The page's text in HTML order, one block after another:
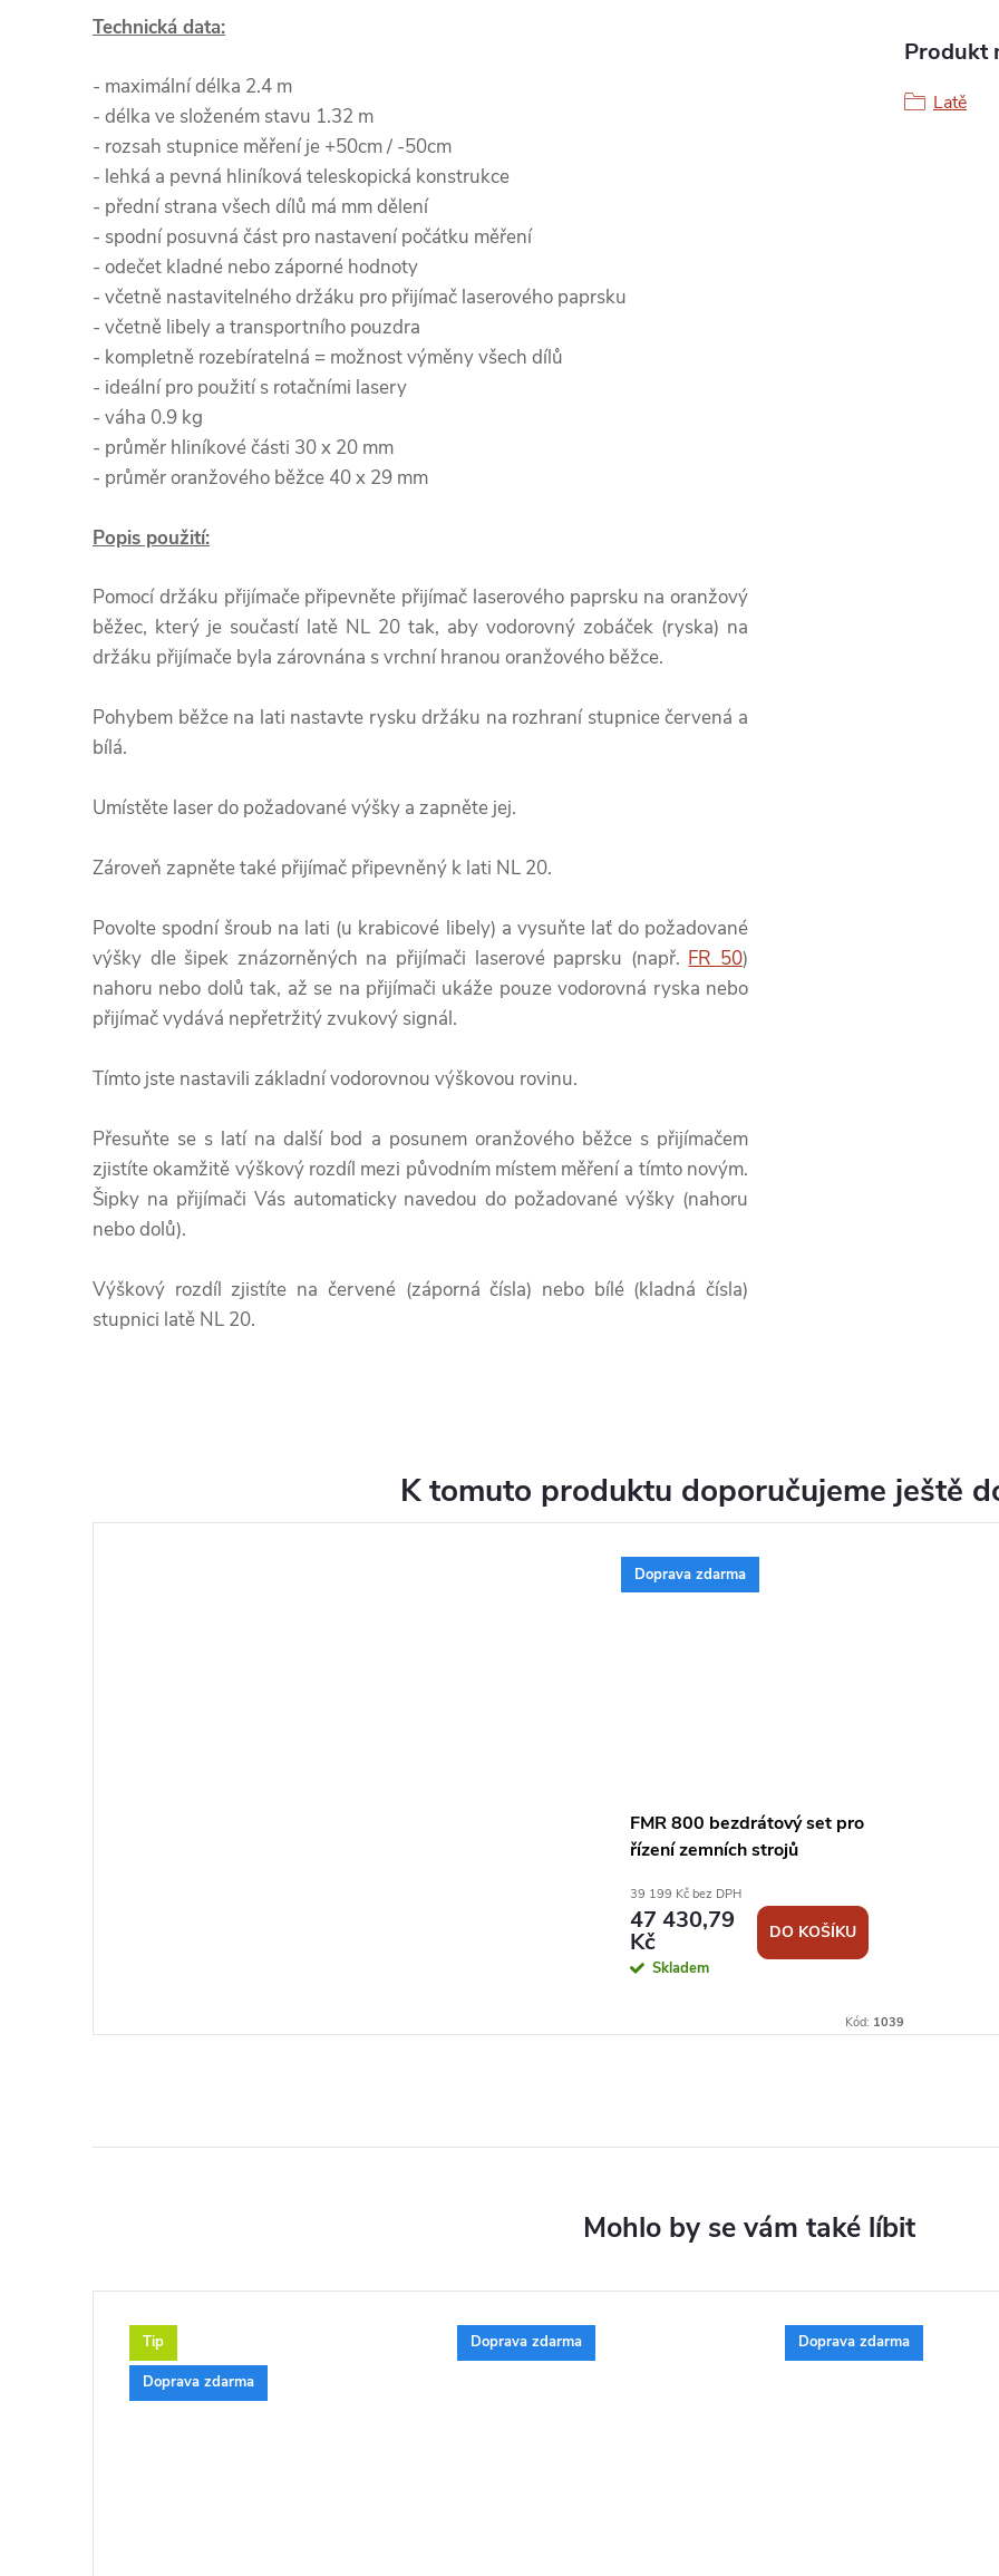
Technická data:
- maximální délka 2.4 m
- délka ve složeném stavu 1.32 m
- rozsah stupnice měření je +50cm / -50cm
- lehká a pevná hliníková teleskopická konstrukce
- přední strana všech dílů má mm dělení
- spodní posuvná část pro nastavení počátku měření
- odečet kladné nebo záporné hodnoty
- včetně nastavitelného držáku pro přijímač laserového paprsku
- včetně libely a transportního pouzdra
- kompletně rozebíratelná = možnost výměny všech dílů
- ideální pro použití s rotačními lasery
- váha 0.9 kg
- průměr hliníkové části 30 x 20 mm
- průměr oranžového běžce 40 x 29 mm
Popis použití:
Pomocí držáku přijímače připevněte přijímač laserového paprsku na oranžový
běžec, který je součastí latě NL 20 tak, aby vodorovný zobáček (ryska) na
držáku přijímače byla zárovnána s vrchní hranou oranžového běžce.
Pohybem běžce na lati nastavte rysku držáku na rozhraní stupnice červená a
bílá.
Umístěte laser do požadované výšky a zapněte jej.
Zároveň zapněte také přijímač připevněný k lati NL 20.
Povolte spodní šroub na lati (u krabicové libely) a vysuňte lať do požadované
výšky dle šipek znázorněných na přijímači laserové paprsku (např. FR 50)
nahoru nebo dolů tak, až se na přijímači ukáže pouze vodorovná ryska nebo
přijímač vydává nepřetržitý zvukový signál.
Tímto jste nastavili základní vodorovnou výškovou rovinu.
Přesuňte se s latí na další bod a posunem oranžového běžce s přijímačem
zjistíte okamžitě výškový rozdíl mezi původním místem měření a tímto novým.
Šipky na přijímači Vás automaticky navedou do požadované výšky (nahoru
nebo dolů).
Výškový rozdíl zjistíte na červené (záporná čísla) nebo bílé (kladná čísla)
stupnici latě NL 20.
Produkt
Latě
K tomuto produktu doporučujeme ještě
Doprava zdarma
FMR 800 bezdrátový set pro
řízení zemních strojů
39 199 Kč bez DPH
47 430,79
Kč
Skladem
DO KOŠÍKU
Kód: 1039
Tip
Doprava zdarma
Doprava zdarma Doprava zdarma